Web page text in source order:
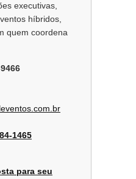
executivas,
híbridos,
quem coordena
1465
para seu